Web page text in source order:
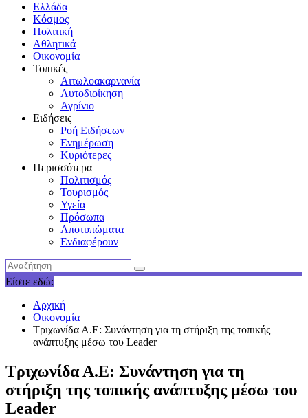
Ελλάδα
Κόσμος
Πολιτική
Αθλητικά
Οικονομία
Τοπικές
Αιτωλοακαρνανία
Αυτοδιοίκηση
Αγρίνιο
Ειδήσεις
Ροή Ειδήσεων
Ενημέρωση
Κυριότερες
Περισσότερα
Πολιτισμός
Τουρισμός
Υγεία
Πρόσωπα
Αποτυπώματα
Ενδιαφέρουν
Είστε εδώ:
Αρχική
Οικονομία
Τριχωνίδα Α.Ε: Συνάντηση για τη στήριξη της τοπικής
ανάπτυξης μέσω του Leader
Τριχωνίδα Α.Ε: Συνάντηση για τη
στήριξη της τοπικής ανάπτυξης μέσω του
Leader